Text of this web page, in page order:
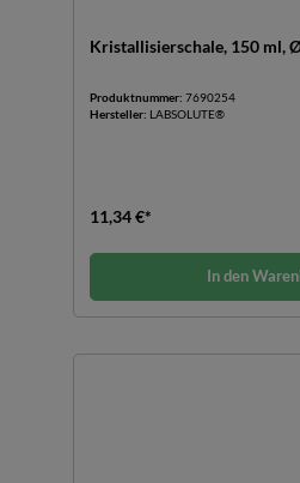
Kristallisierschale, 150 ml,
Produktnummer: 7690254
Hersteller: LABSOLUTE®
11,34 €*
In den